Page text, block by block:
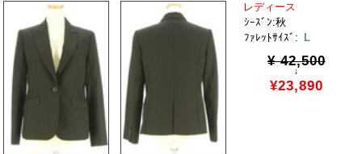
レディース
ｼｰｽﾞﾝ:秋
ﾌｧﾚｯﾄｻｲｽﾞ:
L
¥ 42,500
↓
¥23,890